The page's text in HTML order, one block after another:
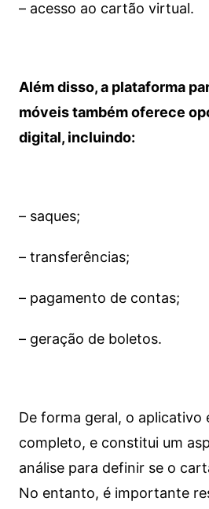
– acesso ao cartão virtual.
Além disso, a plataforma
móveis também oferece
digital, incluindo:
– saques;
– transferências;
– pagamento de contas;
– geração de boletos.
De forma geral, o aplicativo
completo, e constitui um
análise para definir se o
No entanto, é importante